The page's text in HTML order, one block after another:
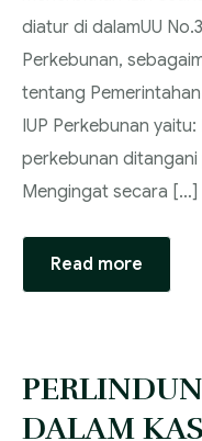
diatur di dalamUU
Perkebunan,
tentang
IUP Perkebunan
perkebunan
Mengingat secara […]
Read more
DALAM